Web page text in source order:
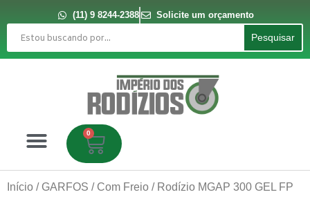
conteúdo
(11) 9 8244-2388
Solicite um orçamento
Pesquisar
Pesquisar
0
Carrinho
Início / GARFOS / Com Freio / Rodízio MGAP 300 GEL FP